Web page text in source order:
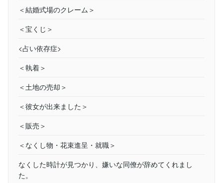
＜結婚式場のクレーム＞
＜宝くじ＞
<占い依存症>
＜執着＞
＜土地の売却＞
＜彼女が出来ました＞
＜販売＞
＜なくし物・花束進呈・就職＞
なくした時計が見つかり、嫌いな同僚が辞めてくれまし
た。